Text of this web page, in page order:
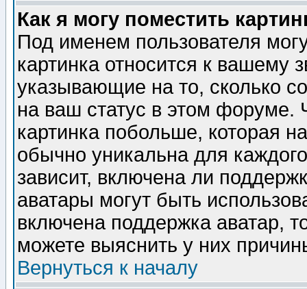
Как я могу поместить
Под именем пользователя
картинка относится к вашему
указывающие на то, сколько
на ваш статус в этом форуме.
картинка побольше, которая
обычно уникальна для
зависит, включена ли
аватары могут быть
включена поддержка аватар,
можете выяснить у них
Вернуться к началу